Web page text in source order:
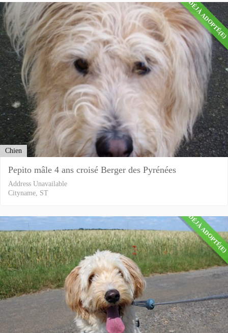
DÉJÀ ADOPTÉ(E)
Chien
Pepito mâle 4 ans croisé Berger des Pyrénées
Address Unavailable
Cityname, ST
DÉJÀ ADOPTÉ(E)